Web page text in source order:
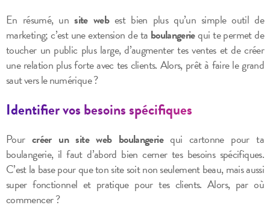
En résumé, unsite webest bien plus qu’un simple outil de
marketing; c’est une extension de ta boulangeriequi te permet de
toucher un public plus large, d’augmenter tes ventes et de créer
une relation plus forte avec tes clients. Alors, prêt à faire le grand
saut vers le numérique ?
Identifier vos besoins spécifiques
Pour créer un site web boulangeriequi cartonne pour ta
boulangerie, il faut d’abord bien cerner tes besoins spécifiques.
C’est la base pour que ton site soit non seulement beau, mais aussi
super fonctionnel et pratique pour tes clients. Alors, par où
commencer ?